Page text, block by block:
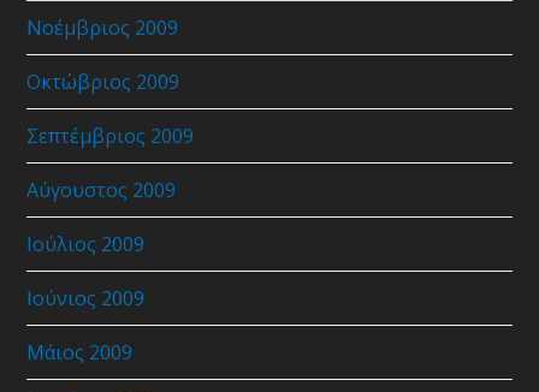
Νοέμβριος 2009
Οκτώβριος 2009
Σεπτέμβριος 2009
Αύγουστος 2009
Ιούλιος 2009
Ιούνιος 2009
Μάιος 2009